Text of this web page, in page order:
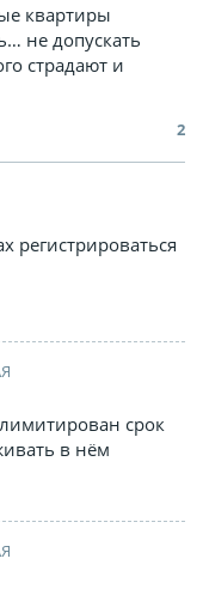
квартиры
не допускать
страдают и
2
регистрироваться
срок
в нём